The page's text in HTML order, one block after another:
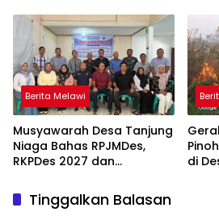
Berita Melawi
Musyawarah Desa Tanjung
Niaga Bahas RPJMDes,
RKPDes 2027 dan
Stunting
di
Tinggalkan Balasan